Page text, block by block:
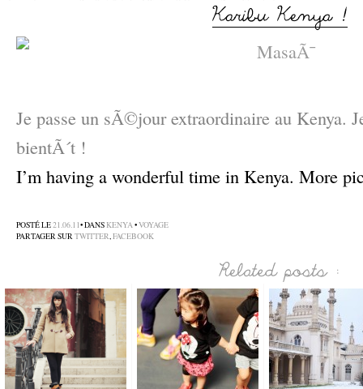
Je passe un sÃ©jour extraordinaire au Kenya.
bientÃ´t !
I’m having a wonderful time in Kenya. More
POSTÉ LE21.06.11• DANS KENYA•VOYAGE
PARTAGER SURTWITTER,FACEBOOK